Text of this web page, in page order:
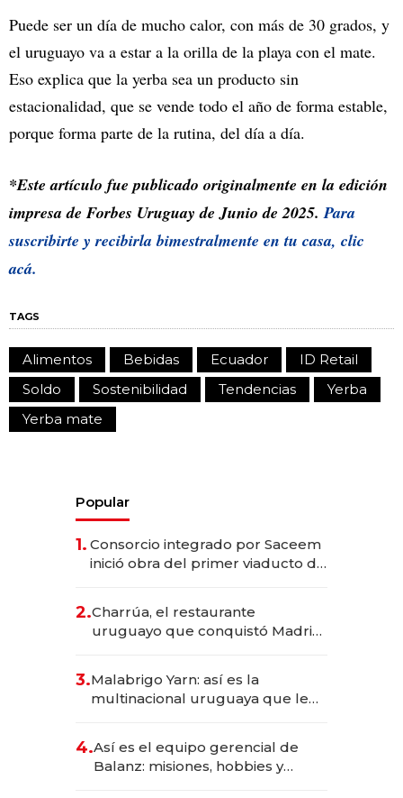
Puede ser un día de mucho calor, con más de 30 grados, y
el uruguayo va a estar a la orilla de la playa con el mate.
Eso explica que la yerba sea un producto sin
estacionalidad, que se vende todo el año de forma estable,
porque forma parte de la rutina, del día a día.
*Este artículo fue publicado originalmente en la edición
impresa de Forbes Uruguay de Junio de 2025.Para
suscribirte y recibirla bimestralmente en tu casa, clic
acá.
TAGS
Alimentos Bebidas Ecuador
ID Retail
Soldo
Sostenibilidad Tendencias
Yerba
Yerba mate
Popular
1. Consorcio integrado por Saceem
inició obra del primer viaducto de
millones
2.Charrúa, el restaurante
uruguayo que conquistó Madrid:
anticipación y prepara apertura
3.Malabrigo Yarn: así es la
multinacional uruguaya que le
4.Así es el equipo gerencial de
Balanz: misiones, hobbies y